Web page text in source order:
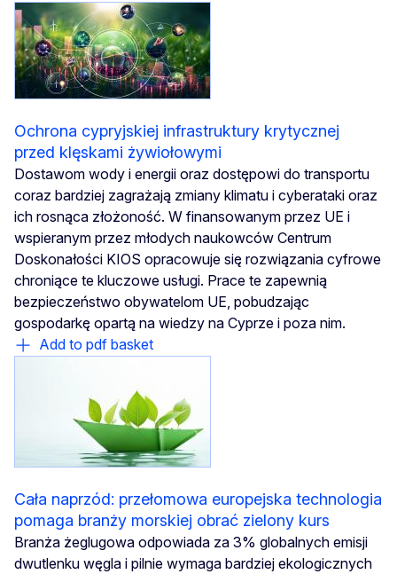
Ochrona cypryjskiej infrastruktury krytycznej
przed klęskami żywiołowymi
Dostawom wody i energii oraz dostępowi do transportu
coraz bardziej zagrażają zmiany klimatu i cyberataki oraz
ich rosnąca złożoność. W finansowanym przez UE i
wspieranym przez młodych naukowców Centrum
Doskonałości KIOS opracowuje się rozwiązania cyfrowe
chroniące te kluczowe usługi. Prace te zapewnią
bezpieczeństwo obywatelom UE, pobudzając
gospodarkę opartą na wiedzy na Cyprze i poza nim.
Add to pdf basket
Cała naprzód: przełomowa europejska technologia
pomaga branży morskiej obrać zielony kurs
Branża żeglugowa odpowiada za 3% globalnych emisji
dwutlenku węgla i pilnie wymaga bardziej ekologicznych